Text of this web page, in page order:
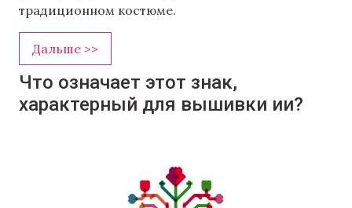
традиционном костюме.
Дальше >>
Что означает этот знак,
характерный для вышивки ии?